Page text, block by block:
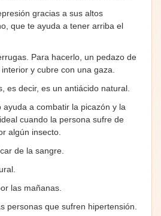
gracias a sus altos
que te ayuda a tener arriba el
Para hacerlo, un pedazo de
y cubre con una gaza.
es decir, es un antiácido natural.
a combatir la picazón y la
cuando la persona sufre de
algún insecto.
de la sangre.
las mañanas.
personas que sufren hipertensión.